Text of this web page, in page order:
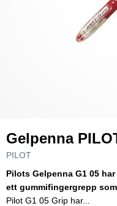
Gelpenna
PILOT
Pilots Gelpenna G1 05
ett gummifingergrepp
Pilot G1 05 Grip har...